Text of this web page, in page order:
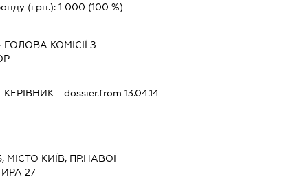
(грн.):1 000 (100 %)
ГОЛОВА КОМІСІЇ З
КЕРІВНИК - dossier.from 13.04.14
МІСТО КИЇВ, ПР.НАВОЇ
27